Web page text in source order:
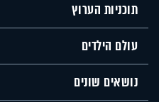
תוכניות הערוץ
עולם הילדים
נושאים שונים